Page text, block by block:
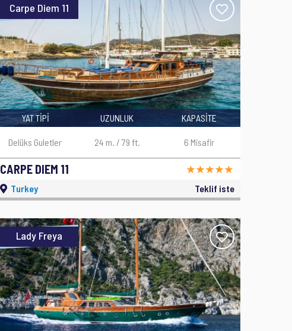
Carpe Diem 11
CARPE DIEM 11
YAT TİPİ
Delüks Guletler
UZUNLUK
24 m. / 79 ft.
KAPASİTE
6 Misafir
Turkey Teklif iste
Lady Freya